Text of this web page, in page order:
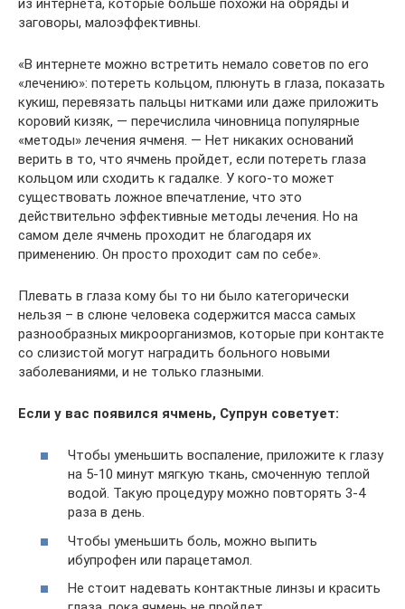
заговоры, малоэффективны.
«В интернете можно встретить немало советов по его
«лечению»: потереть кольцом, плюнуть в глаза, показать
кукиш, перевязать пальцы нитками или даже приложить
коровий кизяк, — перечислила чиновница популярные
«методы» лечения ячменя. — Нет никаких оснований
верить в то, что ячмень пройдет, если потереть глаза
кольцом или сходить к гадалке. У кого-то может
существовать ложное впечатление, что это
действительно эффективные методы лечения. Но на
самом деле ячмень проходит не благодаря их
применению. Он просто проходит сам по себе».
Плевать в глаза кому бы то ни было категорически
нельзя – в слюне человека содержится масса самых
разнообразных микроорганизмов, которые при контакте
со слизистой могут наградить больного новыми
заболеваниями, и не только глазными.
Если у вас появился ячмень, Супрун советует:
Чтобы уменьшить воспаление, приложите к глазу
на 5-10 минут мягкую ткань, смоченную теплой
водой. Такую процедуру можно повторять 3-4
раза в день.
Чтобы уменьшить боль, можно выпить
ибупрофен или парацетамол.
Не стоит надевать контактные линзы и красить